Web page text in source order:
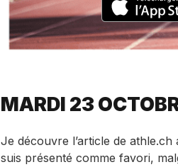
MARDI 23
Je découvre l’article de
suis présenté comme favori,